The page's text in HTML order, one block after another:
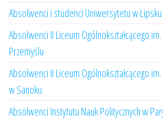
Absolwenci i studenci Uniwersytetu w Lipsku
Absolwenci II Liceum Ogólnokształcącego
Przemyślu
Absolwenci II Liceum Ogólnokształcącego
w Sanoku
Absolwenci Instytutu Nauk Politycznych w